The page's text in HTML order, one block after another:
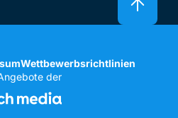
Wettbewerbsrichtlinien
der